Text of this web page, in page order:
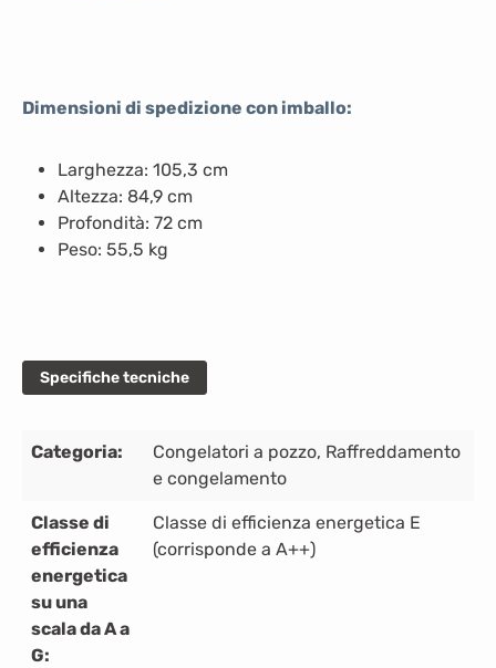
Dimensioni di spedizione con imballo:
Larghezza: 105,3 cm
Altezza: 84,9 cm
Profondità: 72 cm
Peso: 55,5 kg
Specifiche tecniche
Categoria: Congelatori a pozzo, Raffreddamento
e congelamento
Classe di
efficienza
energetica
su una
scala da A a
G:
Classe di efficienza energetica E
(corrisponde a A++)